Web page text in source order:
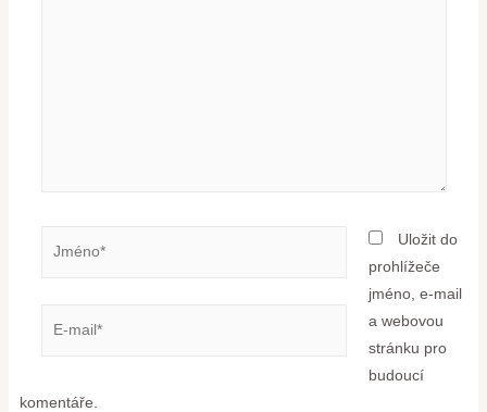
Uložit do
prohlížeče
jméno, e-mail
a webovou
stránku pro
budoucí
komentáře.